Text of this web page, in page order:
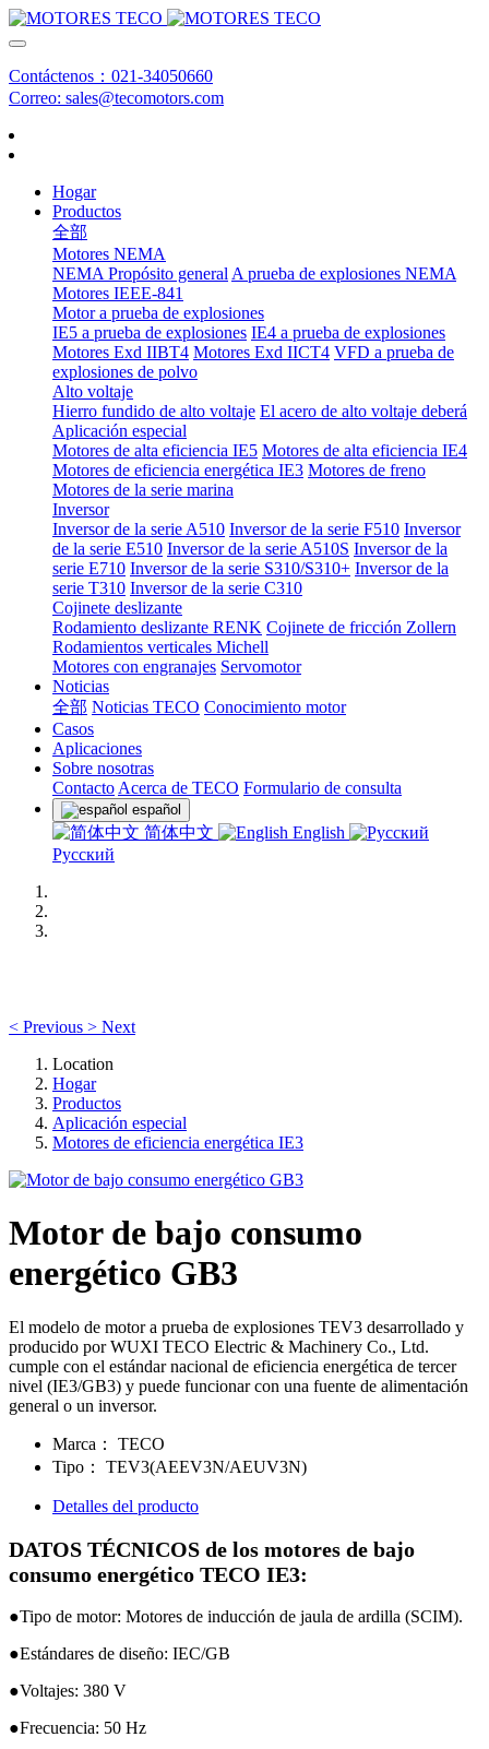
Contáctenos：021-34050660
Correo: sales@tecomotors.com
Hogar
Productos
全部
Motores NEMA
NEMA Propósito general A prueba de explosiones NEMA
Motores IEEE-841
Motor a prueba de explosiones
IE5 a prueba de explosiones IE4 a prueba de explosiones
Motores Exd IIBT4 Motores Exd IICT4 VFD a prueba de
explosiones de polvo
Alto voltaje
Hierro fundido de alto voltaje El acero de alto voltaje deberá
Aplicación especial
Motores de alta eficiencia IE5 Motores de alta eficiencia IE4
Motores de eficiencia energética IE3 Motores de freno
Motores de la serie marina
Inversor
Inversor de la serie A510 Inversor de la serie F510 Inversor
de la serie E510 Inversor de la serie A510S Inversor de la
serie E710 Inversor de la serie S310/S310+ Inversor de la
serie T310 Inversor de la serie C310
Cojinete deslizante
Rodamiento deslizante RENK Cojinete de fricción Zollern
Rodamientos verticales Michell
Motores con engranajes Servomotor
Noticias
全部 Noticias TECO Conocimiento motor
Casos
Aplicaciones
Sobre nosotras
Contacto Acerca de TECO Formulario de consulta
español
简体中文
English
Русский
< Previous > Next
Location
Hogar
Productos
Aplicación especial
Motores de eficiencia energética IE3
Motor de bajo consumo
energético GB3
El modelo de motor a prueba de explosiones TEV3 desarrollado y
producido por WUXI TECO Electric & Machinery Co., Ltd.
cumple con el estándar nacional de eficiencia energética de tercer
nivel (IE3/GB3) y puede funcionar con una fuente de alimentación
general o un inversor.
Marca ：
TECO
Tipo ： TEV3(AEEV3N/AEUV3N)
Detalles del producto
DATOS TÉCNICOS de los motores de bajo
consumo energético TECO IE3:
●Tipo de motor: Motores de inducción de jaula de ardilla (SCIM).
●Estándares de diseño: IEC/GB
●Voltajes: 380 V
●Frecuencia: 50 Hz